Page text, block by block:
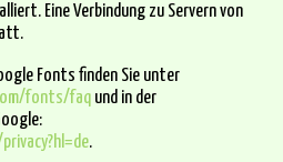
Eine Verbindung zu Servern von
Fonts finden Sie unter
fonts/faq und in der
.